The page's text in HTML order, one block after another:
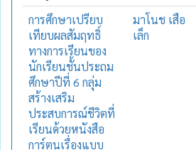
การศึกษาเปรียบ
เทียบผลสัมฤทธิ์
ทางการเรียนของ
นักเรียนชั้นประถม
ศึกษาปีที่ 6 กลุ่ม
สร้างเสริม
ประสบการณ์ชีวิตที่
เรียนด้วยหนังสือ
การ์ตูนเรื่องแบบ
มาโนช เสือ
เล็ก